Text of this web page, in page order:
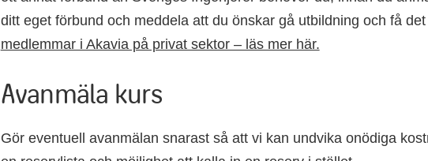
ditt eget förbund och meddela att du önskar gå utbildning och få
medlemmar i Akavia på privat sektor – läs mer här.
Avanmäla kurs
Gör eventuell avanmälan snarast så att vi kan undvika onödiga